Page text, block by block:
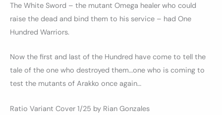
The White Sword – the mutant Omega healer who could
raise the dead and bind them to his service – had One
Hundred Warriors.
Now the first and last of the Hundred have come to tell the
tale of the one who destroyed them…one who is coming to
test the mutants of Arakko once again…
Ratio Variant Cover 1/25 by Rian Gonzales